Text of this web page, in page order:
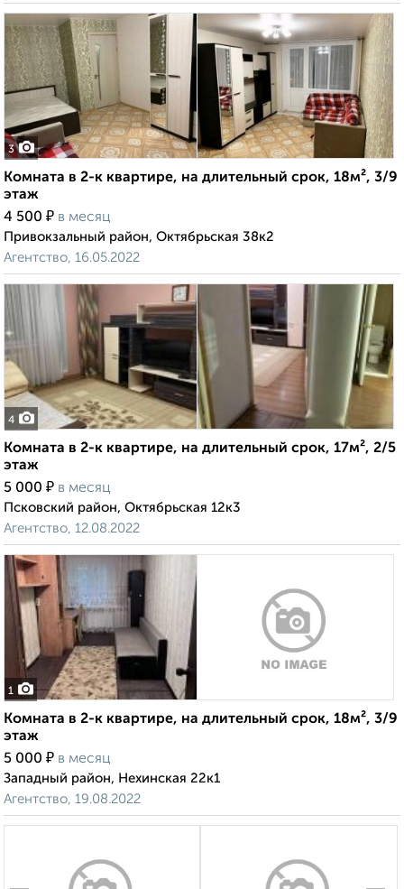
3
Комната в 2-к квартире, на длительный срок, 18м², 3/9
этаж
4 500 ₽ в месяц
Привокзальный район, Октябрьская 38к2
Агентство, 16.05.2022
4
Комната в 2-к квартире, на длительный срок, 17м², 2/5
этаж
5 000 ₽ в месяц
Псковский район, Октябрьская 12к3
Агентство, 12.08.2022
1
Комната в 2-к квартире, на длительный срок, 18м², 3/9
этаж
5 000 ₽ в месяц
Западный район, Нехинская 22к1
Агентство, 19.08.2022